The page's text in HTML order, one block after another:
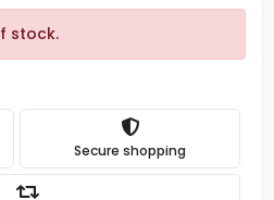
stock.
Secure shopping